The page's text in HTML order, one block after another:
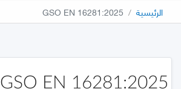
الرئيسية GSO EN 16281:2025
GSO EN 16281:2025